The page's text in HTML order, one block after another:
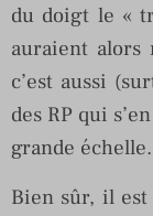
du doigt le «
auraient alors
c’est aussi
des RP qui
grande échelle.
Bien sûr, il est